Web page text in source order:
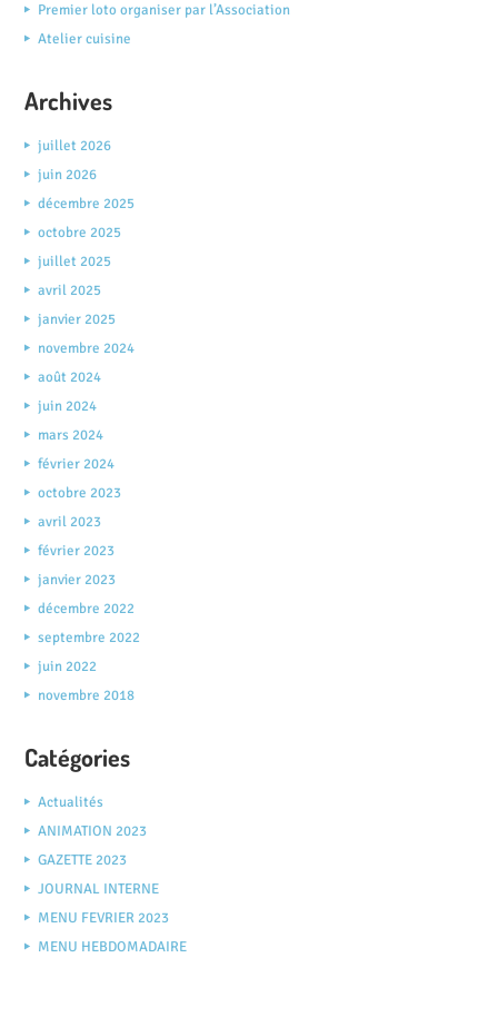
Premier loto organiser par l’Association
Atelier cuisine
Archives
juillet 2026
juin 2026
décembre 2025
octobre 2025
juillet 2025
avril 2025
janvier 2025
novembre 2024
août 2024
juin 2024
mars 2024
février 2024
octobre 2023
avril 2023
février 2023
janvier 2023
décembre 2022
septembre 2022
juin 2022
novembre 2018
Catégories
Actualités
ANIMATION 2023
GAZETTE 2023
JOURNAL INTERNE
MENU FEVRIER 2023
MENU HEBDOMADAIRE